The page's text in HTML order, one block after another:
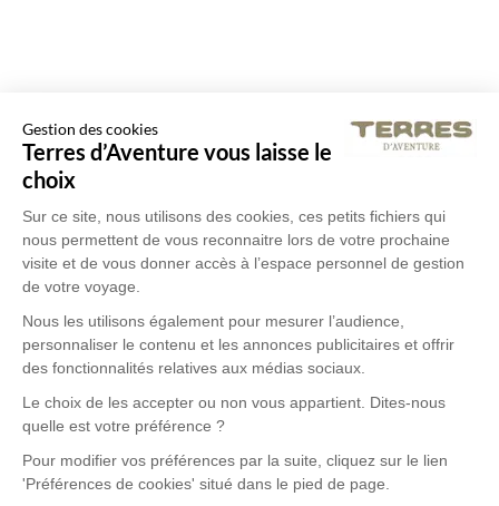
Gestion des cookies
Terres d’Aventure vous laisse le
choix
Sur ce site, nous utilisons des cookies, ces petits fichiers qui
nous permettent de vous reconnaitre lors de votre prochaine
visite et de vous donner accès à l’espace personnel de gestion
de votre voyage.
Nous les utilisons également pour mesurer l’audience,
personnaliser le contenu et les annonces publicitaires et offrir
des fonctionnalités relatives aux médias sociaux.
Le choix de les accepter ou non vous appartient. Dites-nous
quelle est votre préférence ?
Pour modifier vos préférences par la suite, cliquez sur le lien
'Préférences de cookies' situé dans le pied de page.